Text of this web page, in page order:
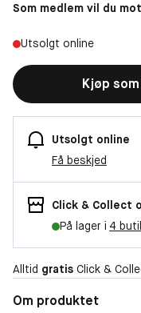
Som medlem vil du
Utsolgt online
Kjøp
Utsolgt online
Få beskjed
Click & Collect
På lager i 4
Alltid gratis Click &
Om produktet